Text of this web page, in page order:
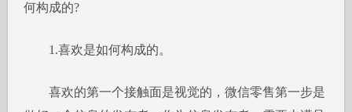
何构成的?
1.喜欢是如何构成的。
喜欢的第一个接触面是视觉的，微信零售第一步是